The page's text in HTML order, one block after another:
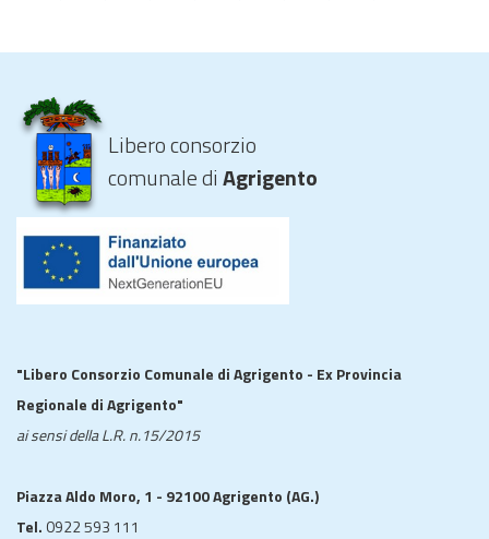
Libero consorzio
comunale diAgrigento
"Libero Consorzio Comunale di Agrigento - Ex Provincia
Regionale di Agrigento"
ai sensi della L.R. n.15/2015
Piazza Aldo Moro, 1 - 92100 Agrigento (AG.)
Tel. 0922 593 111